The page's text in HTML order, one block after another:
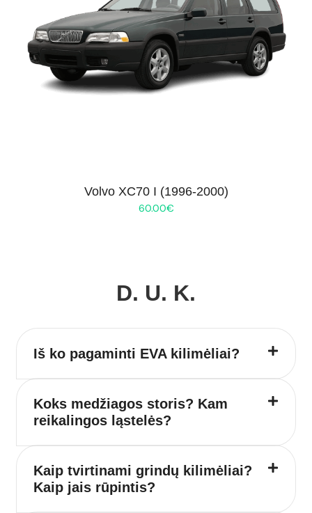
Volvo XC70 I (1996-2000)
60.00€
D. U. K.
Iš ko pagaminti EVA kilimėliai?
Koks medžiagos storis? Kam
reikalingos ląstelės?
Kaip tvirtinami grindų kilimėliai?
Kaip jais rūpintis?